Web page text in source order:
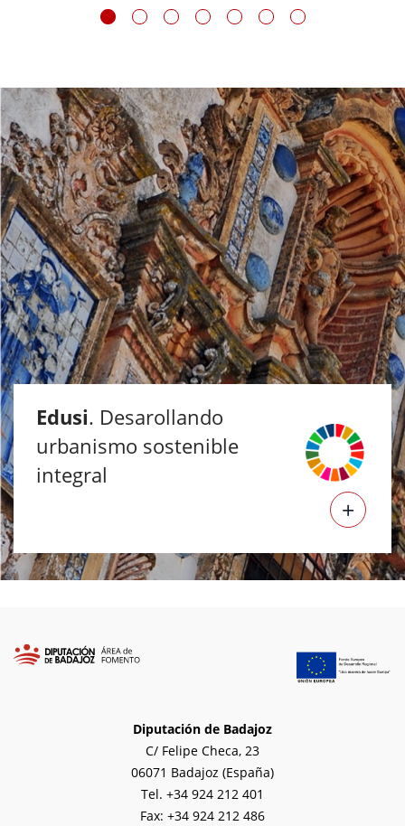
Edusi. Desarollando
urbanismo sostenible
integral
+
Diputación de Badajoz
C/ Felipe Checa, 23
06071 Badajoz (España)
Tel. +34 924 212 401
Fax: +34 924 212 486